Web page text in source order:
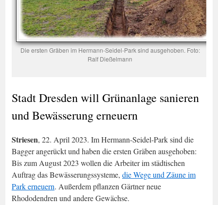
Die ersten Gräben im Hermann-Seidel-Park sind ausgehoben. Foto:
Ralf Dießelmann
Stadt Dresden will Grünanlage sanieren
und Bewässerung erneuern
Striesen, 22. April 2023. Im Hermann-Seidel-Park sind die
Bagger angerückt und haben die ersten Gräben ausgehoben:
Bis zum August 2023 wollen die Arbeiter im städtischen
Auftrag das Bewässerungssysteme, die Wege und Zäune im
Park erneuern. Außerdem pflanzen Gärtner neue
Rhododendren und andere Gewächse.